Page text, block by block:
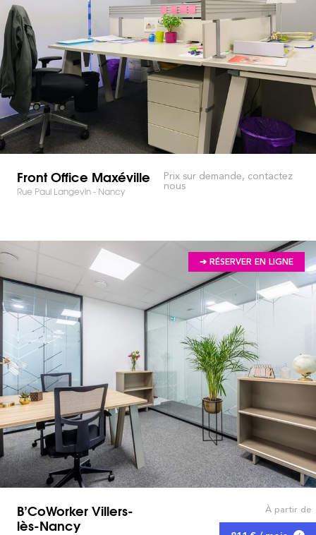
Front Office Maxéville
Rue Paul Langevin - Nancy
Prix sur demande, contactez
nous
➔ RÉSERVER EN LIGNE
B’CoWorker Villers-
lès-Nancy
À partir de